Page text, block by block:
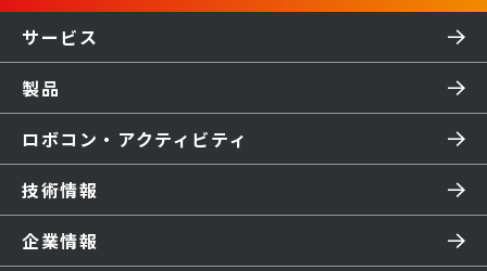
サービス
製品
ロボコン・アクティビティ
技術情報
企業情報